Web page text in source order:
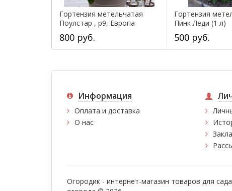
Гортензия метельчатая
Поулстар , р9, Европа
800 руб.
Гортензия
Пинк Леди (1 л)
500 руб.
Информация
Оплата и доставка
О нас
Огородик - интернет-магазин товаров для